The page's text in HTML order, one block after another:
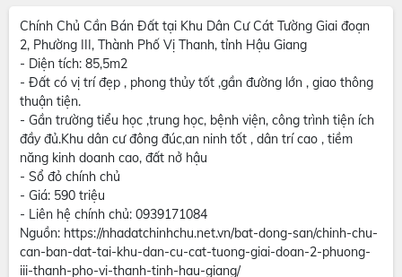
Chính Chủ Cần Bán Đất tại Khu Dân Cư Cát Tường Giai đoạn
2, Phường III, Thành Phố Vị Thanh, tỉnh Hậu Giang
- Diện tích: 85,5m2
- Đất có vị trí đẹp , phong thủy tốt ,gần đường lớn , giao thông
thuận tiện.
- Gần trường tiểu học ,trung học, bệnh viện, công trình tiện ích
đầy đủ.Khu dân cư đông đúc,an ninh tốt , dân trí cao , tiềm
năng kinh doanh cao, đất nở hậu
- Sổ đỏ chính chủ
- Giá: 590 triệu
- Liên hệ chính chủ: 0939171084
Nguồn: https://nhadatchinhchu.net.vn/bat-dong-san/chinh-chu-
can-ban-dat-tai-khu-dan-cu-cat-tuong-giai-doan-2-phuong-
iii-thanh-pho-vi-thanh-tinh-hau-giang/